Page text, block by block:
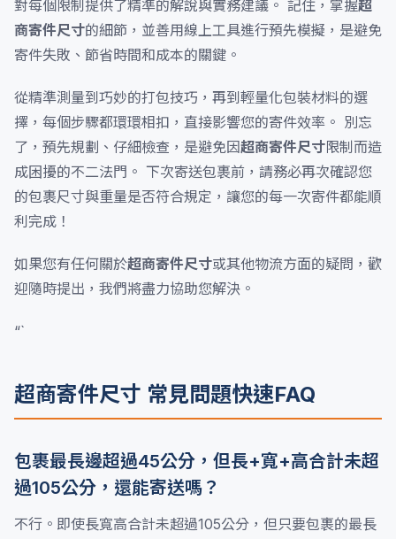
對每個限制提供了精準的解說與實務建議。 記住，掌握超
商寄件尺寸的細節，並善用線上工具進行預先模擬，是避免
寄件失敗、節省時間和成本的關鍵。
從精準測量到巧妙的打包技巧，再到輕量化包裝材料的選
擇，每個步驟都環環相扣，直接影響您的寄件效率。 別忘
了，預先規劃、仔細檢查，是避免因超商寄件尺寸限制而造
成困擾的不二法門。 下次寄送包裹前，請務必再次確認您
的包裹尺寸與重量是否符合規定，讓您的每一次寄件都能順
利完成！
如果您有任何關於超商寄件尺寸或其他物流方面的疑問，歡
迎隨時提出，我們將盡力協助您解決。
“`
超商寄件尺寸 常見問題快速FAQ
包裹最長邊超過45公分，但長+寬+高合計未超
過105公分，還能寄送嗎？
不行。即使長寬高合計未超過105公分，但只要包裹的最長